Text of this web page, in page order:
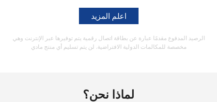
سجّل الدخول أوانضم الآن →اعلم المزيد
الرصيد المدفوع مقدمًا عبارة عن بطاقة اتصال رقمية يتم توفيرها عبر الإنترنت وهي
مخصصة للمكالمات الدولية الافتراضية. لن يتم تسليم أي منتج مادي
لماذا نحن؟